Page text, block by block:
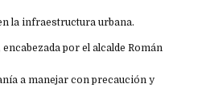
la infraestructura urbana.
por el alcalde Román
a manejar con precaución y